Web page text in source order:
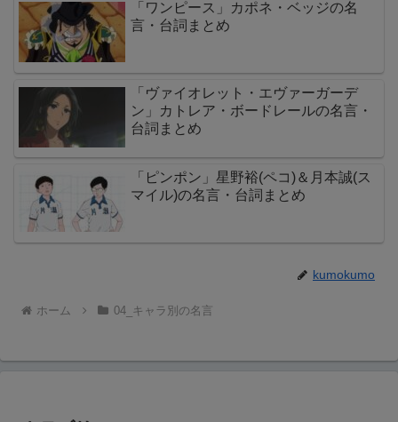
「ワンピース」カポネ・ベッジの名
言・台詞まとめ
「ヴァイオレット・エヴァーガーデ
ン」カトレア・ボードレールの名言・
台詞まとめ
「ピンポン」星野裕(ペコ)＆月本誠(ス
マイル)の名言・台詞まとめ
kumokumo
ホーム 04_キャラ別の名言